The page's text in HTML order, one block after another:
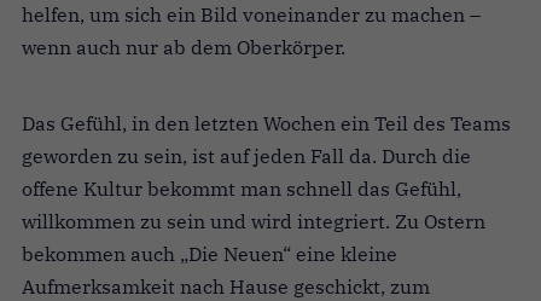
helfen, um sich ein Bild voneinander zu machen –
wenn auch nur ab dem Oberkörper.
Das Gefühl, in den letzten Wochen ein Teil des Teams
geworden zu sein, ist auf jeden Fall da. Durch die
offene Kultur bekommt man schnell das Gefühl,
willkommen zu sein und wird integriert. Zu Ostern
bekommen auch „Die Neuen“ eine kleine
Aufmerksamkeit nach Hause geschickt, zum